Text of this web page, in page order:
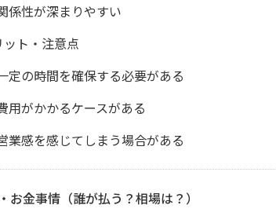
係性が深まりやすい
ット・注意点
の時間を確保する必要がある
がかかるケースがある
感を感じてしまう場合がある
お金事情（誰が払う？相場は？）